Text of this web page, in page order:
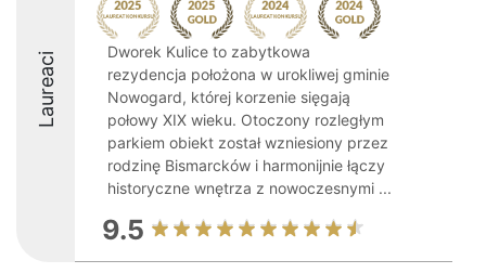
Laureaci
Dworek Kulice to zabytkowa
rezydencja położona w urokliwej gminie
Nowogard, której korzenie sięgają
połowy XIX wieku. Otoczony rozległym
parkiem obiekt został wzniesiony przez
rodzinę Bismarcków i harmonijnie łączy
historyczne wnętrza z nowoczesnymi ...
9.5